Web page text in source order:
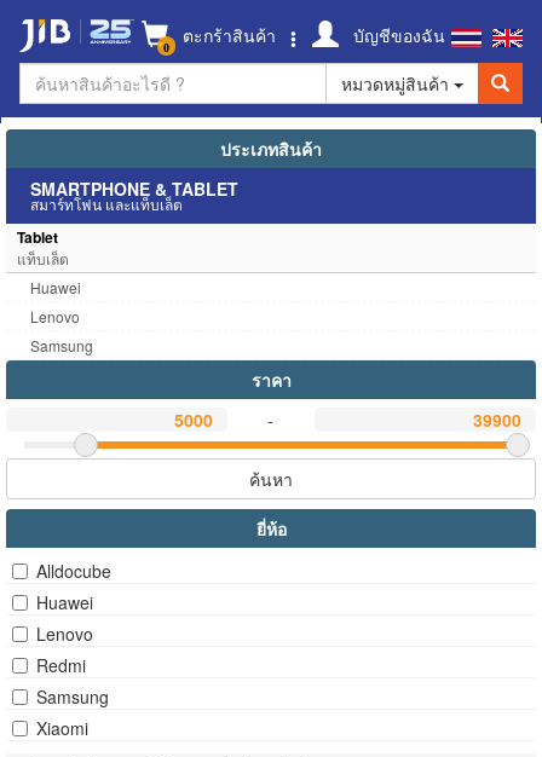
0 ตะกร้าสินค้า
บัญชีของฉัน
หมวดหมู่สินค้า
ประเภทสินค้า
SMARTPHONE & TABLET
สมาร์ทโฟน และแท็บเล็ต
Tablet
แท็บเล็ต
Huawei
Lenovo
Samsung
ราคา
-
ค้นหา
ยี่ห้อ
Alldocube
Huawei
Lenovo
Redmi
Samsung
Xiaomi